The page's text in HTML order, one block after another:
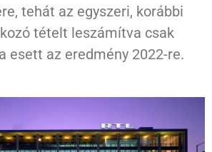
tehát az egyszeri, korábbi
tételt leszámítva csak
esett az eredmény 2022-re.